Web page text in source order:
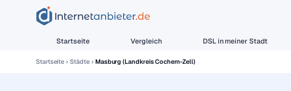
Startseite Vergleich DSL in meiner Stadt
Startseite Städte Masburg (Landkreis Cochem-Zell)